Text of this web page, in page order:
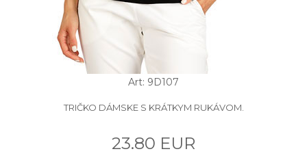
Art: 9D107
TRIČKO DÁMSKE S KRÁTKYM RUKÁVOM.
23.80 EUR